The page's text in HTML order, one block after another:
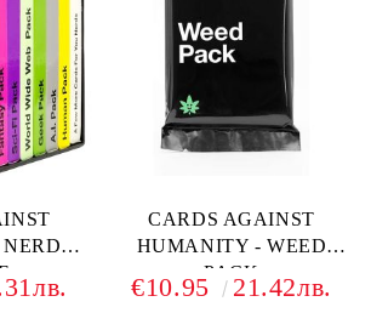
CARDS AGAINST
HUMANITY - WEED
PACK
€10.95 21.42лв.